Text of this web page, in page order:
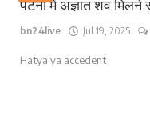
पटना में अज्ञात शव
bn24live Jul 19, 2025
Hatya ya accedent